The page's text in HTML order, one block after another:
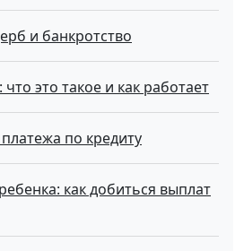
и банкротство
это такое и как работает
по кредиту
как добиться выплат